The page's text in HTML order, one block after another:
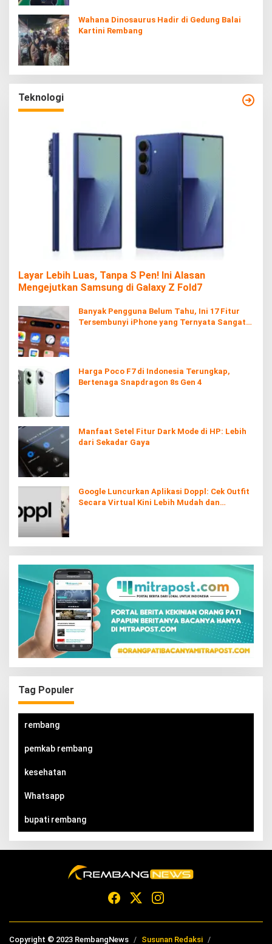
Wahana Dinosaurus Hadir di Gedung Balai
Kartini Rembang
Teknologi
Layar Lebih Luas, Tanpa S Pen! Ini Alasan
Mengejutkan Samsung di Galaxy Z Fold7
Banyak Pengguna Belum Tahu, Ini 17 Fitur
Tersembunyi iPhone yang Ternyata Sangat
Harga Poco F7 di Indonesia Terungkap,
Bertenaga Snapdragon 8s Gen 4
Manfaat Setel Fitur Dark Mode di HP: Lebih
dari Sekadar Gaya
Google Luncurkan Aplikasi Doppl: Cek Outfit
Secara Virtual Kini Lebih Mudah dan
Tag Populer
rembang
pemkab rembang
kesehatan
Whatsapp
bupati rembang
Copyright © 2023 RembangNews Susunan Redaksi